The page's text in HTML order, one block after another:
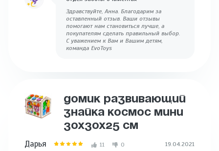
Здравствуйте, Анна. Благодарим за
оставленный отзыв. Ваши отзывы
помогают нам становиться лучше, а
покупателям сделать правильный выбор.
С уважением к Вам и Вашим детям,
команда EvoToys
ДОМИК РАЗВИВАЮЩИЙ
ЗНАЙКА КОСМОС МИНИ
30Х30Х25 СМ
Дарья 11 0 19.04.2021